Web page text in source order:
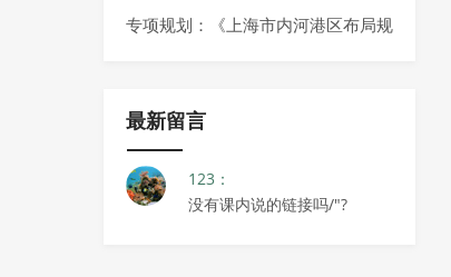
推荐
专项规划：《上海市内河港区布局规
最新留言
123：
没有课内说的链接吗/"?